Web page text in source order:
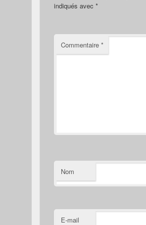
indiqués avec *
Commentaire *
Nom
E-mail